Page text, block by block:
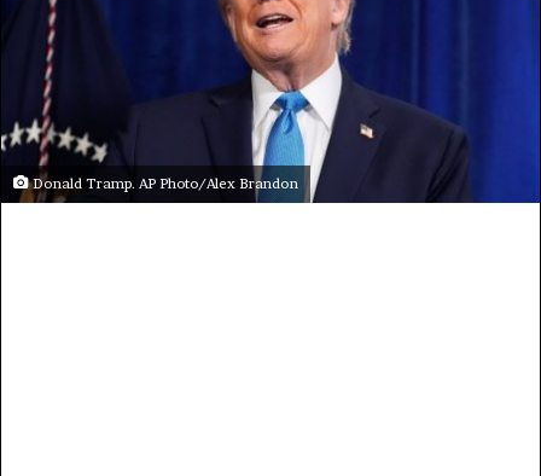
Donald Tramp. AP Photo/Alex Brandon